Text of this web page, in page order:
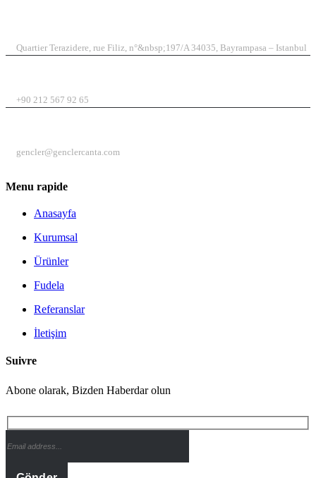
Quartier Terazidere, rue Filiz, n°&nbsp;197/A 34035, Bayrampasa – Istanbul
+90 212 567 92 65
gencler@genclercanta.com
Menu rapide
Anasayfa
Kurumsal
Ürünler
Fudela
Referanslar
İletişim
Suivre
Abone olarak, Bizden Haberdar olun